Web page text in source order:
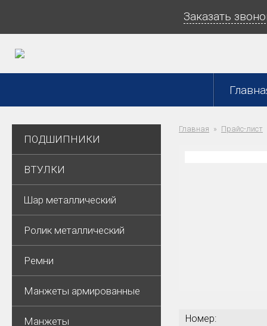
Заказать
ПОДШИПНИКИ
ВТУЛКИ
Шар металлический
Ролик металлический
Ремни
Манжеты армированные
Манжеты
Главная Прайс-лист
Номер: